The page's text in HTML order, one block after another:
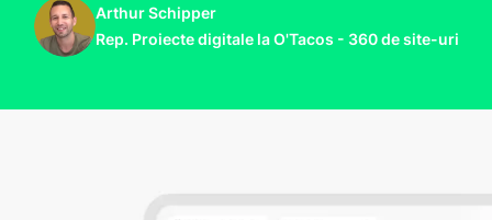
Arthur Schipper
Rep. Proiecte digitale la O'Tacos - 360 de site-uri